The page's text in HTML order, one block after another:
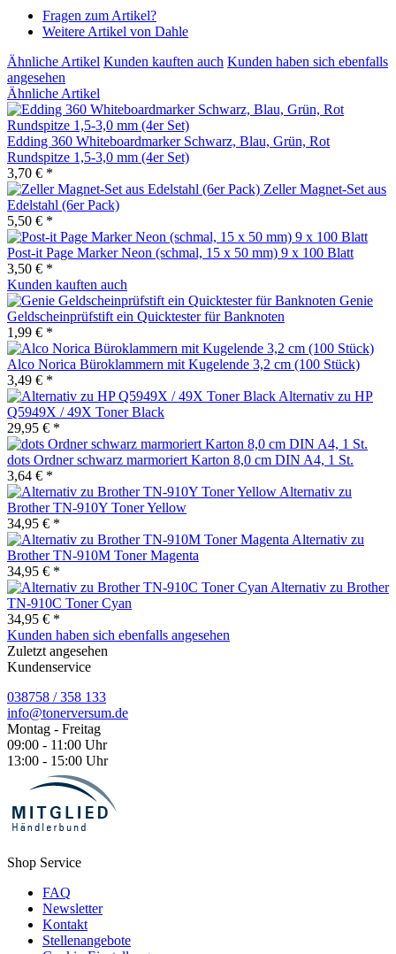
Fragen zum Artikel?
Weitere Artikel von Dahle
Ähnliche Artikel Kunden kauften auch Kunden haben sich ebenfalls
angesehen
Ähnliche Artikel
Edding 360 Whiteboardmarker Schwarz, Blau, Grün, Rot
Rundspitze 1,5-3,0 mm (4er Set)
3,70 € *
Zeller Magnet-Set aus
Edelstahl (6er Pack)
5,50 € *
Post-it Page Marker Neon (schmal, 15 x 50 mm) 9 x 100 Blatt
3,50 € *
Kunden kauften auch
Genie
Geldscheinprüfstift ein Quicktester für Banknoten
1,99 € *
Alco Norica Büroklammern mit Kugelende 3,2 cm (100 Stück)
3,49 € *
Alternativ zu HP
Q5949X / 49X Toner Black
29,95 € *
dots Ordner schwarz marmoriert Karton 8,0 cm DIN A4, 1 St.
3,64 € *
Alternativ zu
Brother TN-910Y Toner Yellow
34,95 € *
Alternativ zu
Brother TN-910M Toner Magenta
34,95 € *
Alternativ zu Brother
TN-910C Toner Cyan
34,95 € *
Kunden haben sich ebenfalls angesehen
Zuletzt angesehen
Kundenservice
038758 / 358 133
info@tonerversum.de
Montag - Freitag
09:00 - 11:00 Uhr
13:00 - 15:00 Uhr
Shop Service
FAQ
Newsletter
Kontakt
Stellenangebote